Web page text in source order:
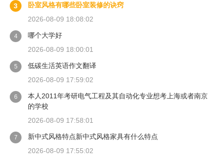
3
卧室风格有哪些卧室装修的诀窍
2026-08-09 18:08:02
4
哪个大学好
2026-08-09 18:00:01
5
低碳生活英语作文翻译
2026-08-09 17:59:02
6
本人2011年考研电气工程及其自动化专业想考上海或者南京
的学校
2026-08-09 17:58:01
7
新中式风格特点新中式风格家具有什么特点
2026-08-09 17:55:02